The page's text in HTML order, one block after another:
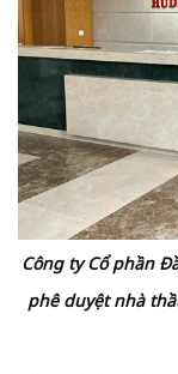
Công ty Cổ phần
phê duyệt nhà